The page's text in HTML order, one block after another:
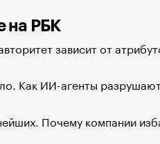
на РБК
зависит от
Как ИИ-агенты
Почему компании